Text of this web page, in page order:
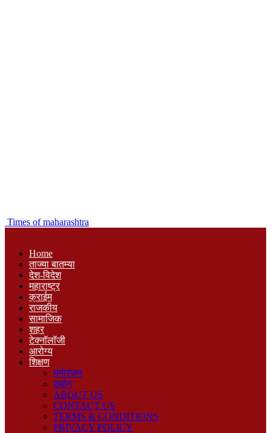
Times of maharashtra
Home
ताज्या बातम्या
देश-विदेश
महाराष्ट्र
क्राईम
राजकीय
सामाजिक
शहर
टेक्नॉलॉजी
आरोग्य
शिक्षण
मनोरंजन
उद्योग
ABOUT US
CONTACT US
TERMS & CONDITIONS
PRIVACY POLICY